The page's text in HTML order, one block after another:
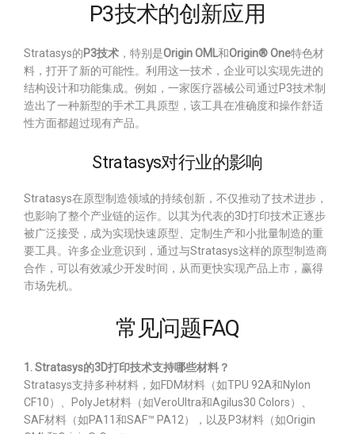
P3技术的创新应用
Stratasys的P3技术 ，特别是Origin OML和Origin® One特色材
料，打开了新的可能性。利用这一技术，企业可以实现先进的
结构设计和功能集成。例如，一家医疗器械公司通过P3技术制
造出了一种新型的手术工具原型，该工具在准确度和操作舒适
性方面都超过现有产品。
Stratasys对行业的影响
Stratasys在原型制造领域的持续创新，不仅推动了技术进步，
也影响了整个产业链的运作。以其为代表的3D打印技术正逐步
被广泛接受，成为实现快速原型、定制生产和小批量制造的重
要工具。许多企业意识到，通过与Stratasys这样的原型制造商
合作，可以有效减少开发时间，从而更快实现产品上市，赢得
市场先机。
常见问题FAQ
1. Stratasys的3D打印技术支持哪些材料？
Stratasys支持多种材料，如FDM材料（如TPU 92A和Nylon
CF10）、PolyJet材料（如VeroUltra和Agilus30 Colors）、
SAF材料（如PA11和SAF™ PA12），以及P3材料（如Origin